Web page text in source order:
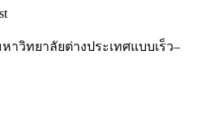
าวิทยาลัยต่างประเทศแบบเร็ว–